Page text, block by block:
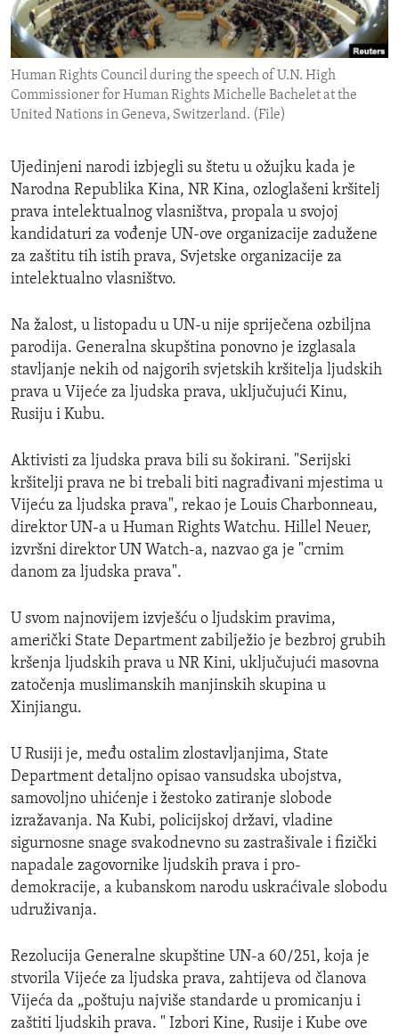
ENVIRONMENT AND HEALTH
IDEALS AND INSTITUTIONS
Human Rights Council during the speech of U.N. High
Commissioner for Human Rights Michelle Bachelet at the
United Nations in Geneva, Switzerland. (File)
Ujedinjeni narodi izbjegli su štetu u ožujku kada je
Narodna Republika Kina, NR Kina, ozloglašeni kršitelj
prava intelektualnog vlasništva, propala u svojoj
kandidaturi za vođenje UN-ove organizacije zadužene
za zaštitu tih istih prava, Svjetske organizacije za
intelektualno vlasništvo.
Na žalost, u listopadu u UN-u nije spriječena ozbiljna
parodija. Generalna skupština ponovno je izglasala
stavljanje nekih od najgorih svjetskih kršitelja ljudskih
prava u Vijeće za ljudska prava, uključujući Kinu,
Rusiju i Kubu.
Aktivisti za ljudska prava bili su šokirani. "Serijski
kršitelji prava ne bi trebali biti nagrađivani mjestima u
Vijeću za ljudska prava", rekao je Louis Charbonneau,
direktor UN-a u Human Rights Watchu. Hillel Neuer,
izvršni direktor UN Watch-a, nazvao ga je "crnim
danom za ljudska prava".
U svom najnovijem izvješću o ljudskim pravima,
američki State Department zabilježio je bezbroj grubih
kršenja ljudskih prava u NR Kini, uključujući masovna
zatočenja muslimanskih manjinskih skupina u
Xinjiangu.
U Rusiji je, među ostalim zlostavljanjima, State
Department detaljno opisao vansudska ubojstva,
samovoljno uhićenje i žestoko zatiranje slobode
izražavanja. Na Kubi, policijskoj državi, vladine
sigurnosne snage svakodnevno su zastrašivale i fizički
napadale zagovornike ljudskih prava i pro-
demokracije, a kubanskom narodu uskraćivale slobodu
udruživanja.
Rezolucija Generalne skupštine UN-a 60/251, koja je
stvorila Vijeće za ljudska prava, zahtijeva od članova
Vijeća da „poštuju najviše standarde u promicanju i
zaštiti ljudskih prava. " Izbori Kine, Rusije i Kube ove